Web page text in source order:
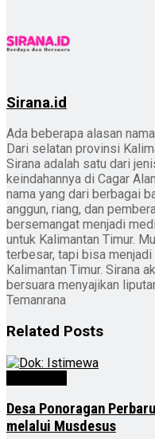
Sirana.id
Ada beberapa alasan
Dari selatan provinsi
Sirana adalah satu dari
keindahannya di Cagar
nama yang dari berbagai
anggun, riang, dan
bersemangat menjadi
untuk Kalimantan Timur.
terbesar, tapi bisa
Kalimantan Timur. Sirana
bersuara menyajikan
Temanrana
Related Posts
Desa Ponoragan
melalui Musdesus